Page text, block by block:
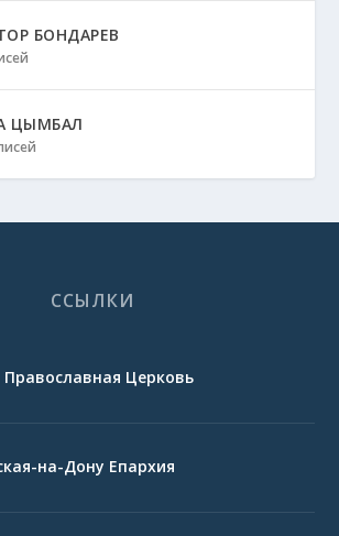
БОНДАРЕВ
ЦЫМБАЛ
ССЫЛКИ
Православная Церковь
на-Дону Епархия